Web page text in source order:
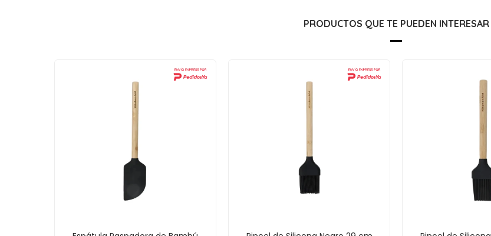
PRODUCTOS QUE TE PUEDEN INTERESAR